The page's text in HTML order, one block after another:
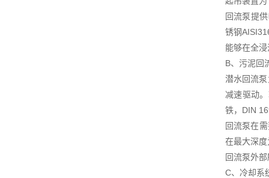
回流泵提
锈钢
能够在全
B、污泥回
潜水回流
减速驱动
铁，DIN
回流泵在
在最大深
回流泵外
C、冷却系